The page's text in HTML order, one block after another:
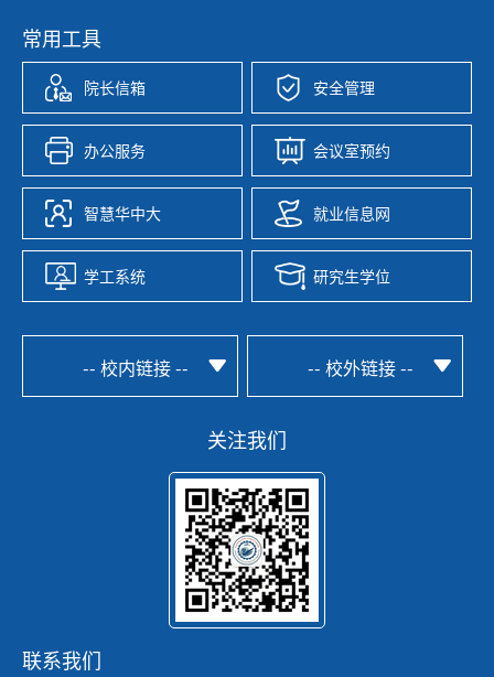
常用工具
院长信箱 安全管理
办公服务 会议室预约
智慧华中大 就业信息网
学工系统 研究生学位
-- 校内链接 -- -- 校外链接 --
关注我们
联系我们